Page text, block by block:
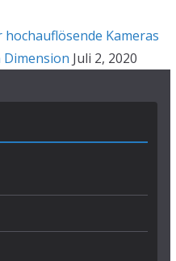
Kameras
Dimension Juli 2, 2020